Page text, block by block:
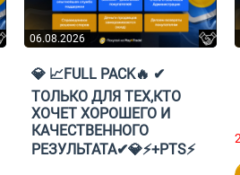
06.08.2026
💎 📈FULL PACK🔥 ✔
ТОЛЬКО ДЛЯ ТЕХ,КТО
ХОЧЕТ ХОРОШЕГО И
КАЧЕСТВЕННОГО
РЕЗУЛЬТАТА✔💎⚡+PTS⚡